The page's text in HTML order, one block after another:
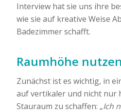
Interview hat sie uns ihre
wie sie auf kreative Weise
Badezimmer schafft.
Raumhöhe
Zunächst ist es wichtig, in
auf vertikaler und nicht nur
Stauraum zu schaffen: „Ich